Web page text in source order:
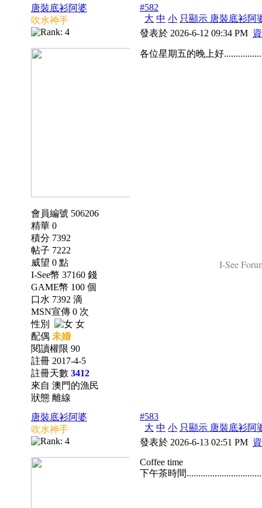
唐裝底衫阿婆
吹水神手
會員編號 506206
精華 0
積分 7392
帖子 7222
威望 0 點
I-See幣 37160 錢
GAME幣 100 個
口水 7392 滴
MSN宣傳 0 次
性別
女
配偶 未婚
閱讀權限 90
註冊 2017-4-5
註冊天數 3412
來自 澳門的漁民
狀態 離線
#582
大 中 小 只顯示 唐裝底衫阿
發表於 2026-6-12 09:34 PM
各位星期五的晚上好
I-See
唐裝底衫阿婆
吹水神手
#583
大 中 小 只顯示 唐裝底衫阿
發表於 2026-6-13 02:51 PM
Coffee time
下午茶時間................................